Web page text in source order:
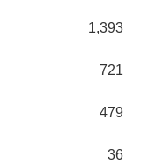
1,393
721
479
36